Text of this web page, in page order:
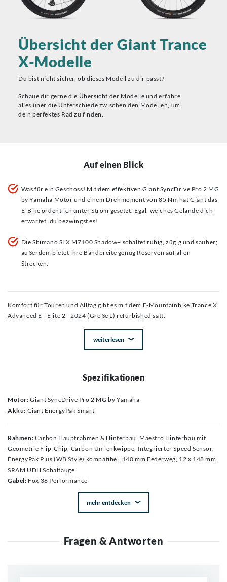
Übersicht der Giant Trance
X-Modelle
Du bist nicht sicher, ob dieses Modell zu dir passt?
Schaue dir gerne die Übersicht der Modelle und erfahre
alles über die Unterschiede zwischen den Modellen, um
dein perfektes Rad zu finden.
Auf einen Blick
Was für ein Geschoss! Mit dem effektiven Giant SyncDrive Pro 2 MG
by Yamaha Motor und einem Drehmoment von 85 Nm hat Giant das
E-Bike ordentlich unter Strom gesetzt. Egal, welches Gelände dich
erwartet, du bezwingst es!
Die Shimano SLX M7100 Shadow+ schaltet ruhig, zügig und sauber;
außerdem bietet ihre Bandbreite genug Reserven auf allen
Strecken.
Komfort für Touren und Alltag gibt es mit dem E-Mountainbike Trance X
Advanced E+ Elite 2 - 2024 (Größe L) refurbished satt.
weiterlesen
Spezifikationen
Motor: Giant SyncDrive Pro 2 MG by Yamaha
Akku: Giant EnergyPak Smart
Rahmen: Carbon Hauptrahmen & Hinterbau, Maestro Hinterbau mit
Geometrie Flip-Chip, Carbon Umlenkwippe, Integrierter Speed Sensor,
EnergyPak Plus (WB Style) kompatibel, 140 mm Federweg, 12 x 148 mm,
SRAM UDH Schaltauge
Gabel: Fox 36 Performance
mehr entdecken
Fragen & Antworten